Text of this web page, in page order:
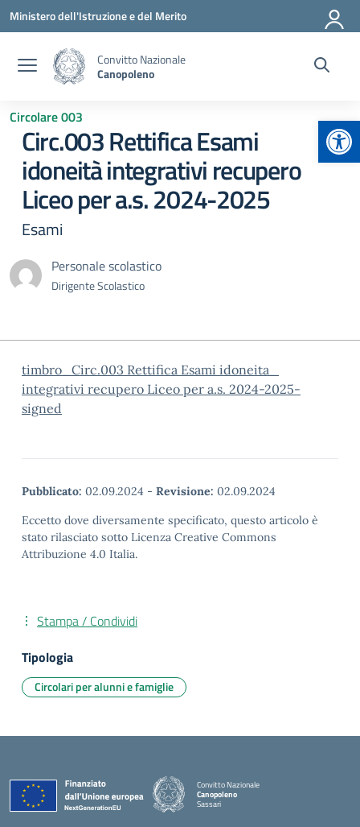
Vai ai contenuti
Vai al menu di navigazione
Vai al footer
Ministero dell'Istruzione e del Merito
Convitto Nazionale
Canopoleno
Circolare 003
Circ.003 Rettifica Esami
idoneità integrativi recupero
Liceo per a.s. 2024-2025
Esami
Personale scolastico
Dirigente Scolastico
timbro_Circ.003 Rettifica Esami idoneita_
integrativi recupero Liceo per a.s. 2024-2025-
signed
Pubblicato: 02.09.2024 - Revisione: 02.09.2024
Eccetto dove diversamente specificato, questo articolo è
stato rilasciato sotto Licenza Creative Commons
Attribuzione 4.0 Italia.
Stampa / Condividi
Tipologia
Circolari per alunni e famiglie
Convitto Nazionale
Canopoleno
Sassari